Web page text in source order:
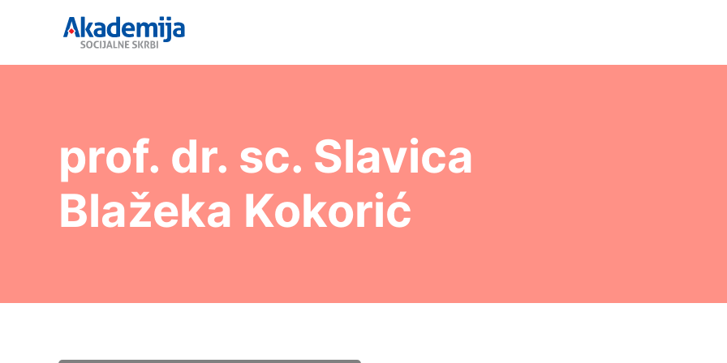
prof. dr. sc. Slavica
Blažeka Kokorić